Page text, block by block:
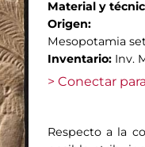
Material y
Origen:
Mesopotamia
Inventario: Inv.
> Conectar
Respecto a la